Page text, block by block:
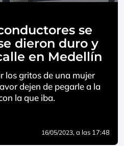
se
dieron duro y
en Medellín
los gritos de una mujer
dejen de pegarle a la
la que iba.
16/05/2023, a las 17:48